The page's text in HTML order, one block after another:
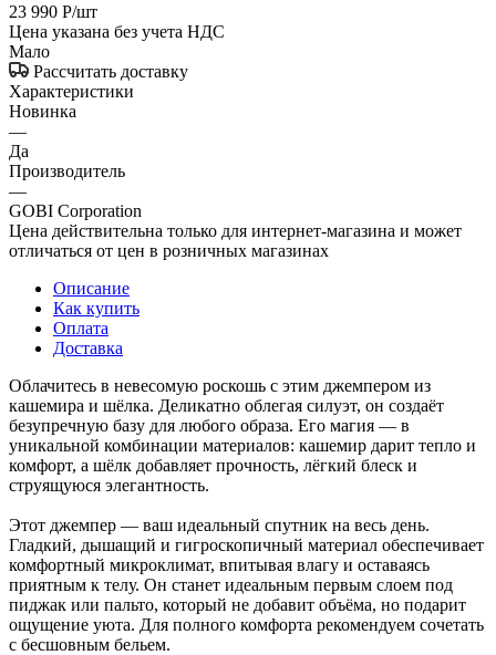
23 990 Р/шт
Цена указана без учета НДС
Мало
Рассчитать доставку
Характеристики
Новинка
—
Да
Производитель
—
GOBI Corporation
Цена действительна только для интернет-магазина и может
отличаться от цен в розничных магазинах
Описание
Как купить
Оплата
Доставка
Облачитесь в невесомую роскошь с этим джемпером из
кашемира и шёлка. Деликатно облегая силуэт, он создаёт
безупречную базу для любого образа. Его магия — в
уникальной комбинации материалов: кашемир дарит тепло и
комфорт, а шёлк добавляет прочность, лёгкий блеск и
струящуюся элегантность.
Этот джемпер — ваш идеальный спутник на весь день.
Гладкий, дышащий и гигроскопичный материал обеспечивает
комфортный микроклимат, впитывая влагу и оставаясь
приятным к телу. Он станет идеальным первым слоем под
пиджак или пальто, который не добавит объёма, но подарит
ощущение уюта. Для полного комфорта рекомендуем сочетать
с бесшовным бельем.